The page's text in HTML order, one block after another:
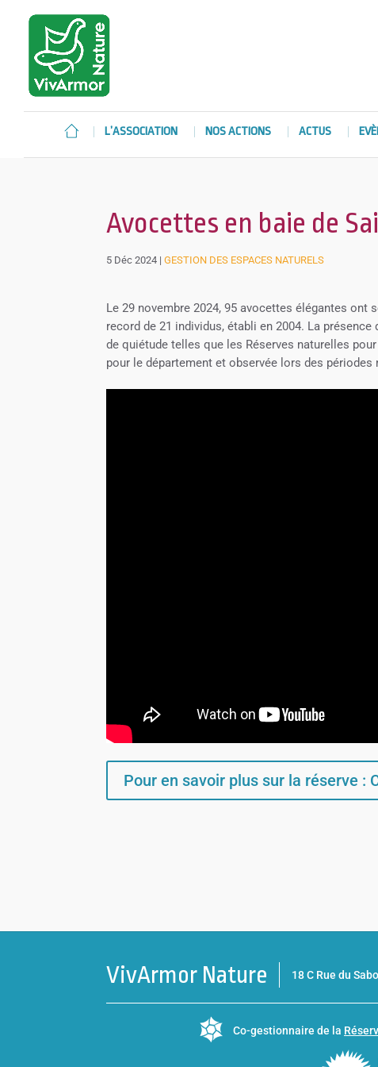
L’ASSOCIATION NOS ACTIONS ACTUS
Avocettes en baie de
5 Déc 2024 |GESTION DES ESPACES NATURELS
Le 29 novembre 2024, 95 avocettes élégantes ont
record de 21 individus, établi en 2004. La
de quiétude telles que les Réserves naturelles
pour le département et observée lors des périodes
Pour en savoir plus sur la réserve :
VivArmor Nature 18 C Rue du
Co-gestionnaire de la